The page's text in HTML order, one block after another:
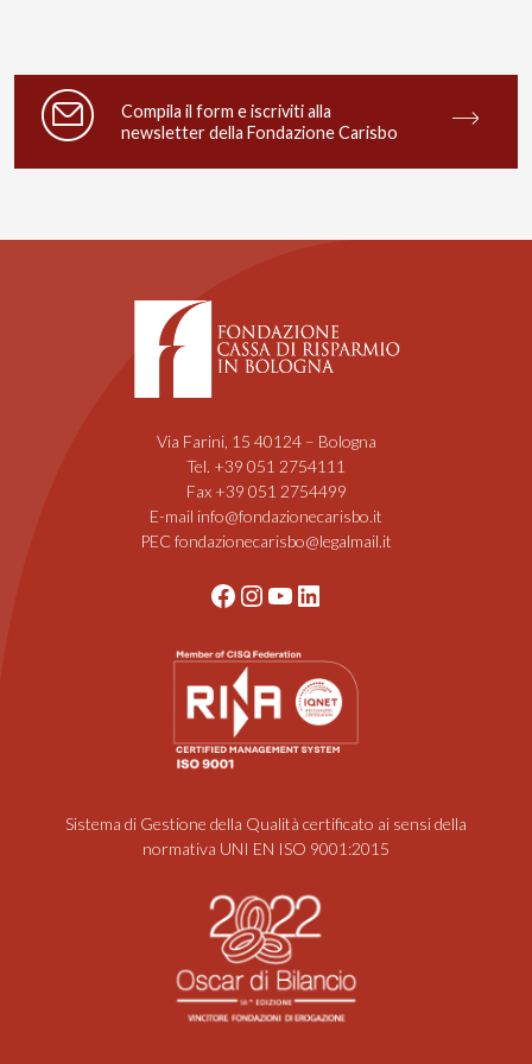
Compila il form e iscriviti alla
newsletter della Fondazione Carisbo
Via Farini, 15 40124 – Bologna
Tel. +39 051 2754111
Fax +39 051 2754499
E-mail info@fondazionecarisbo.it
PEC fondazionecarisbo@legalmail.it
Facebook
Instagram
YouTube
LinkedIn
Sistema di Gestione della Qualità certificato ai sensi della
normativa UNI EN ISO 9001:2015